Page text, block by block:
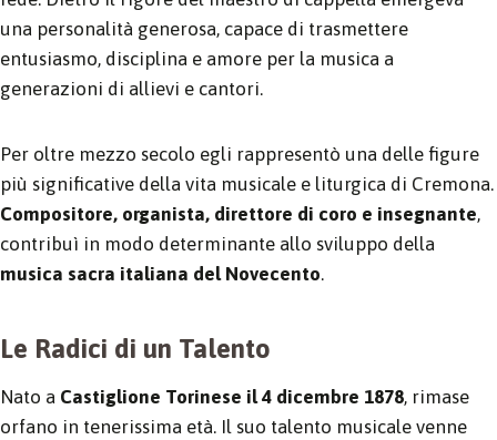
una personalità generosa, capace di trasmettere
entusiasmo, disciplina e amore per la musica a
generazioni di allievi e cantori.
Per oltre mezzo secolo egli rappresentò una delle figure
più significative della vita musicale e liturgica di Cremona.
Compositore, organista, direttore di coro e insegnante,
contribuì in modo determinante allo sviluppo della
musica sacra italiana del Novecento.
Le Radici di un Talento
Nato a Castiglione Torinese il 4 dicembre 1878, rimase
orfano in tenerissima età. Il suo talento musicale venne